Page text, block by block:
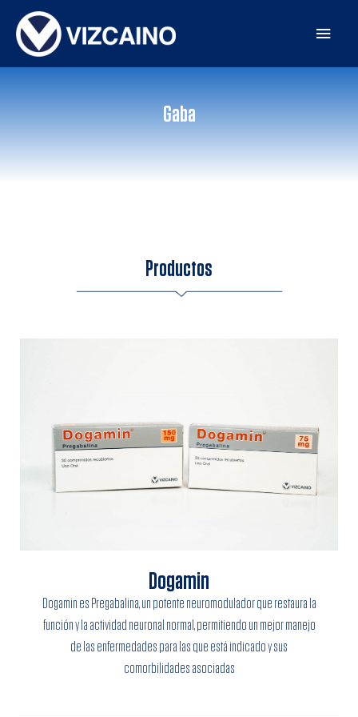
Gaba
Productos
Dogamin
Dogamin es Pregabalina, un potente neuromodulador que restaura la
función y la actividad neuronal normal, permitiendo un mejor manejo
de las enfermedades para las que está indicado y sus
comorbilidades asociadas